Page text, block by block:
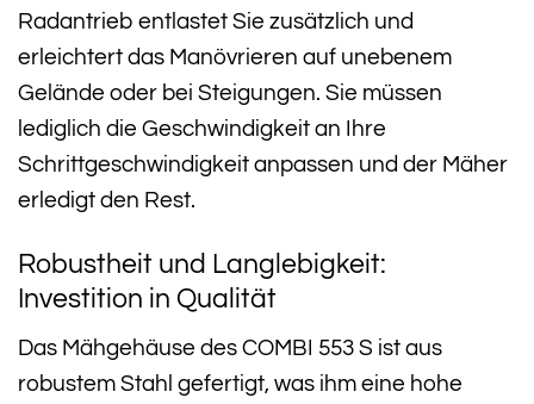
Radantrieb entlastet Sie zusätzlich und
erleichtert das Manövrieren auf unebenem
Gelände oder bei Steigungen. Sie müssen
lediglich die Geschwindigkeit an Ihre
Schrittgeschwindigkeit anpassen und der Mäher
erledigt den Rest.
Robustheit und Langlebigkeit:
Investition in Qualität
Das Mähgehäuse des COMBI 553 S ist aus
robustem Stahl gefertigt, was ihm eine hohe